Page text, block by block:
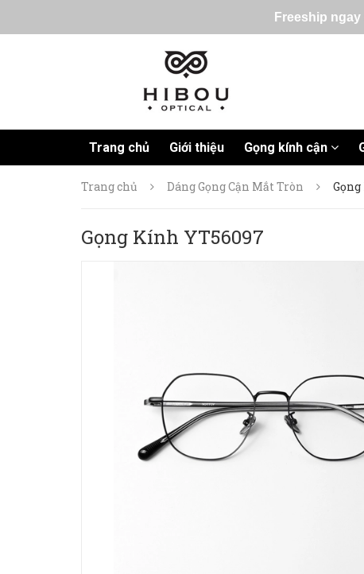
Trang chủ Giới thiệu Gọng kính cận
Trang chủ Dáng Gọng Cận Mắt Tròn
Gọng Kính YT56097
Freeship